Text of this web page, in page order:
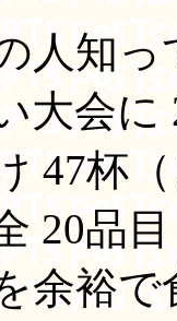
人知っ
大会
47杯
20品
余裕